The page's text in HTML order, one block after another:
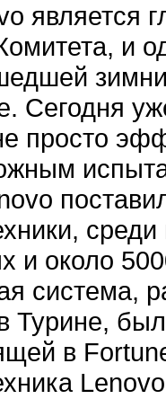
является
и
Сегодня
просто
и около
система,
Турине,
в